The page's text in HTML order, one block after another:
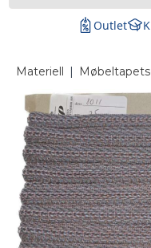
Outlet
Materiell |